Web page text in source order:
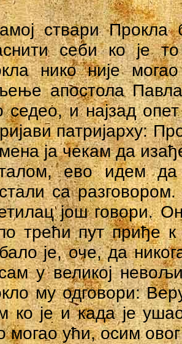
ствари Прокла
себи ко је
нико није
апостола
седео, и најзад
патријарху:
ја чекам да
ево идем
са
још говори.
трећи пут приђе
је, оче, да
у великој
му одговори:
ко је и када је
могао ући, осим